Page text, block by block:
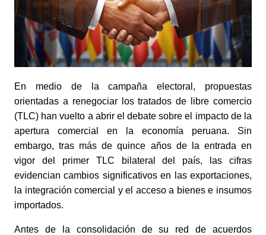
En medio de la campaña electoral, propuestas
orientadas a renegociar los tratados de libre comercio
(TLC) han vuelto a abrir el debate sobre el impacto de la
apertura comercial en la economía peruana. Sin
embargo, tras más de quince años de la entrada en
vigor del primer TLC bilateral del país, las cifras
evidencian cambios significativos en las exportaciones,
la integración comercial y el acceso a bienes e insumos
importados.
Antes de la consolidación de su red de acuerdos